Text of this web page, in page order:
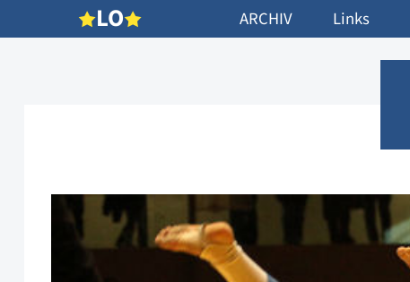
LO ARCHIV Links